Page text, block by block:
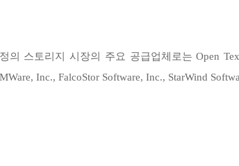
의 스토리지 시장의 주요 공급업체로는 Open
Inc., FalcoStor Software, Inc., StarWind